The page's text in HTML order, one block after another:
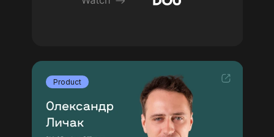
Product